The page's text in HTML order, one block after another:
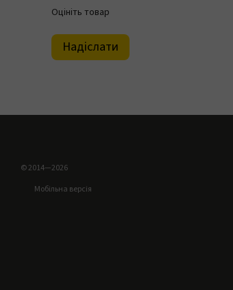
Оцініть товар
Надіслати
© 2014—2026
Мобільна версія